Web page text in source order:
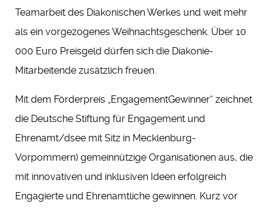
Teamarbeit des Diakonischen Werkes und weit mehr
als ein vorgezogenes Weihnachtsgeschenk. Über 10
000 Euro Preisgeld dürfen sich die Diakonie-
Mitarbeitende zusätzlich freuen.
Mit dem Förderpreis „EngagementGewinner“ zeichnet
die Deutsche Stiftung für Engagement und
Ehrenamt/dsee mit Sitz in Mecklenburg-
Vorpommern) gemeinnützige Organisationen aus, die
mit innovativen und inklusiven Ideen erfolgreich
Engagierte und Ehrenamtliche gewinnen. Kurz vor